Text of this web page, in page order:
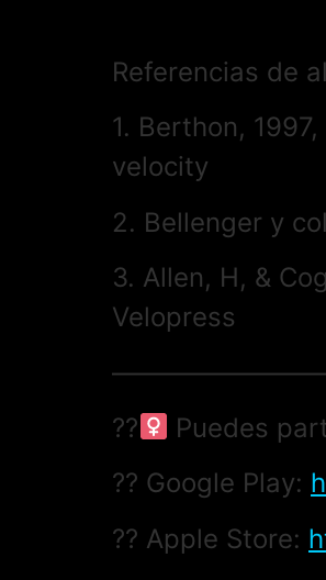
Referencias de
1. Berthon,
velocity
2. Bellenger y
3. Allen, H, &
Velopress
??‍
Puedes
?? Google Play:
?? Apple Store: